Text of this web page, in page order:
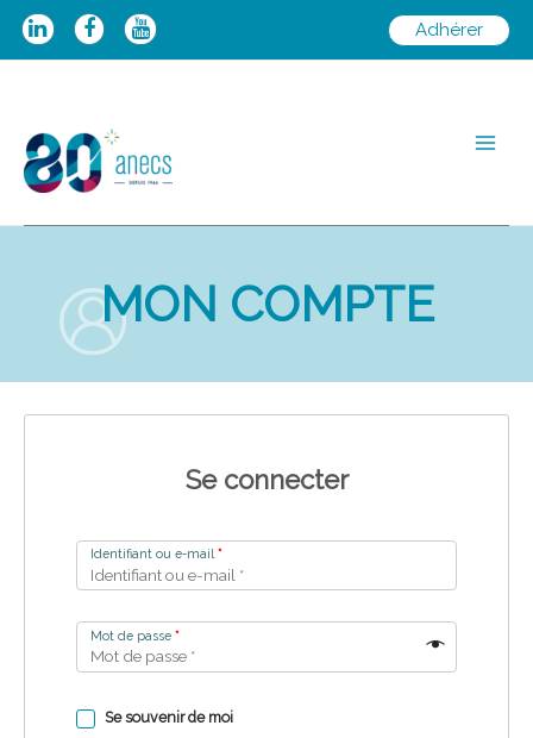
Aller
Adhérer
MON COMPTE
Se connecter
Identifiant ou e-mail *
Mot de passe *
Se souvenir de moi